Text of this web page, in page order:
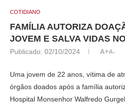
COTIDIANO
FAMÍLIA AUTORIZA
JOVEM E SALVA VIDAS
Publicado: 02/10/2024 A+A-
Uma jovem de 22 anos, vítima de
órgãos doados após a família
Hospital Monsenhor Walfredo